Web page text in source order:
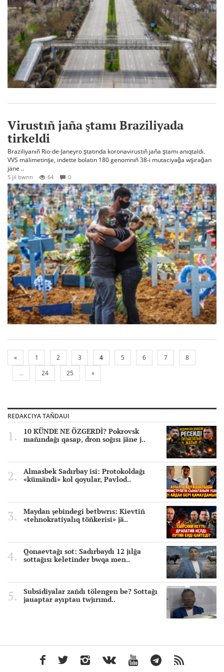
Virustıñ jaña ştamı Braziliyada
tirkeldi
Braziliyanıñ Rio-de-Janeyro ştatında koronavirustıñ jaña ştamı anıqtaldı.
VVS mälimetinşe, indette bolatın 180 genomnıñ 38-i mutaciyağa wşırağan
jäne ..
5 jıl bwrın 64 0
« 1 2 3 4 5 6 7
8
...
24 25 »
REDAKCIYA TAÑDAUI
10 KÜNDE NE ÖZGERDİ? Pokrovsk
mañındağı qasap, dron soğısı jäne j..
Almasbek Sadırbay isi: Protokoldağı
«kümändi» kol qoyular, Pavlod..
Maydan şebindegi betbwrıs: Kievtiñ
«tehnokratiyalıq töñkerisi» jä..
Qonaevtağı sot: Sadırbaydı 12 jılğa
sottağısı keletinder bwqa men..
Subsidiyalar zañdı tölengen be? Sottağı
jauaptar ayıptau twjırımd..